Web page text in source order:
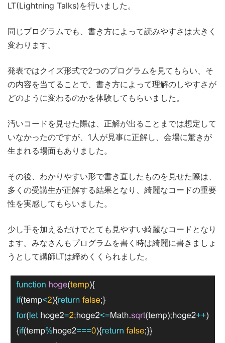
LT(Lightning Talks)を行いました。
同じプログラムでも、書き方によって読みやすさは大きく
変わります。
発表ではクイズ形式で2つのプログラムを見てもらい、そ
の内容を当てることで、書き方によって理解のしやすさが
どのように変わるのかを体験してもらいました。
汚いコードを見せた際は、正解が出ることまでは想定して
いなかったのですが、1人が見事に正解し、会場に驚きが
生まれる場面もありました。
その後、わかりやすい形で書き直したものを見せた際は、
多くの受講生が正解する結果となり、綺麗なコードの重要
性を実感してもらいました。
少し手を加えるだけでとても見やすい綺麗なコードとなり
ます。みなさんもプログラムを書く時は綺麗に書きましょ
うとして講師LTは締めくくられました。